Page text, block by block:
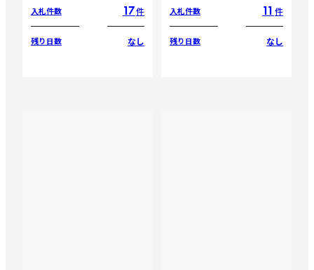
入札件数 17件
残り日数 なし
入札件数 11 件
残り日数 なし